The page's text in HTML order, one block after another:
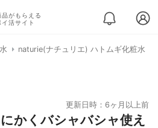
品がもらえる
活サイト
naturie(ナチュリエ) ハトムギ化粧水
更新日時：6ヶ月以上前
かくバシャバシャ使え